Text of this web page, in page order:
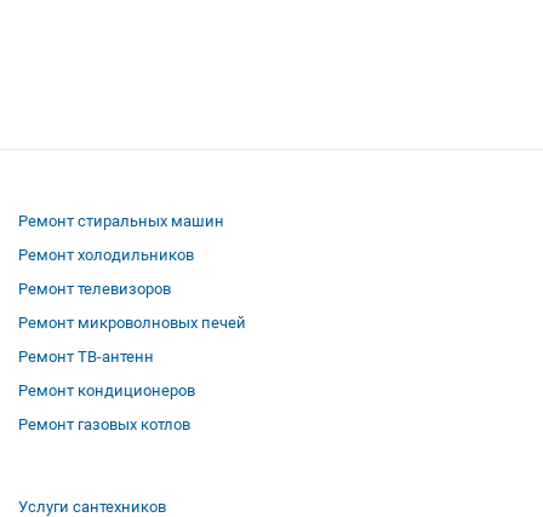
Ремонт стиральных машин
Ремонт холодильников
Ремонт телевизоров
Ремонт микроволновых печей
Ремонт ТВ-антенн
Ремонт кондиционеров
Ремонт газовых котлов
Услуги сантехников